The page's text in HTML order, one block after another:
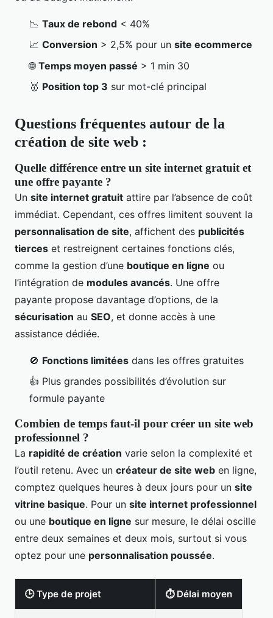
📉 Taux de rebond < 40%
📈 Conversion > 2,5% pour un site ecommerce
🌐Temps moyen passé > 1 min 30
🥇 Position top 3 sur mot-clé principal
Questions fréquentes autour de la
création de site web :
Quelle différence entre un site internet gratuit et
une offre payante ?
Un site internet gratuit attire par l’absence de coût
immédiat. Cependant, ces offres limitent souvent la
personnalisation de site, affichent des publicités
tierces et restreignent certaines fonctions clés,
comme la gestion d’une boutique en ligne ou
l’intégration de modules avancés. Une offre
payante propose davantage d’options, de la
sécurisation au SEO, et donne accès à une
assistance dédiée.
🚫 Fonctions limitées dans les offres gratuites
👍 Plus grandes possibilités d’évolution sur
formule payante
Combien de temps faut-il pour créer un site web
professionnel ?
La rapidité de création varie selon la complexité et
l’outil retenu. Avec un créateur de site web en ligne,
comptez quelques heures à deux jours pour un site
vitrine basique. Pour un site internet professionnel
ou une boutique en ligne sur mesure, le délai oscille
entre deux semaines et deux mois, surtout si vous
optez pour une personnalisation poussée.
🕒 Type de projet ⏱ Délai moyen